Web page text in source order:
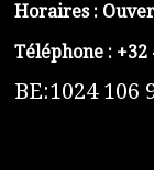
Horaires :
Téléphone : +32
BE:1024 106